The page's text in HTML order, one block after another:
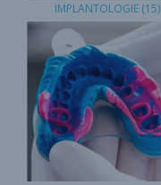
IMPLANTOLOGIE (15)